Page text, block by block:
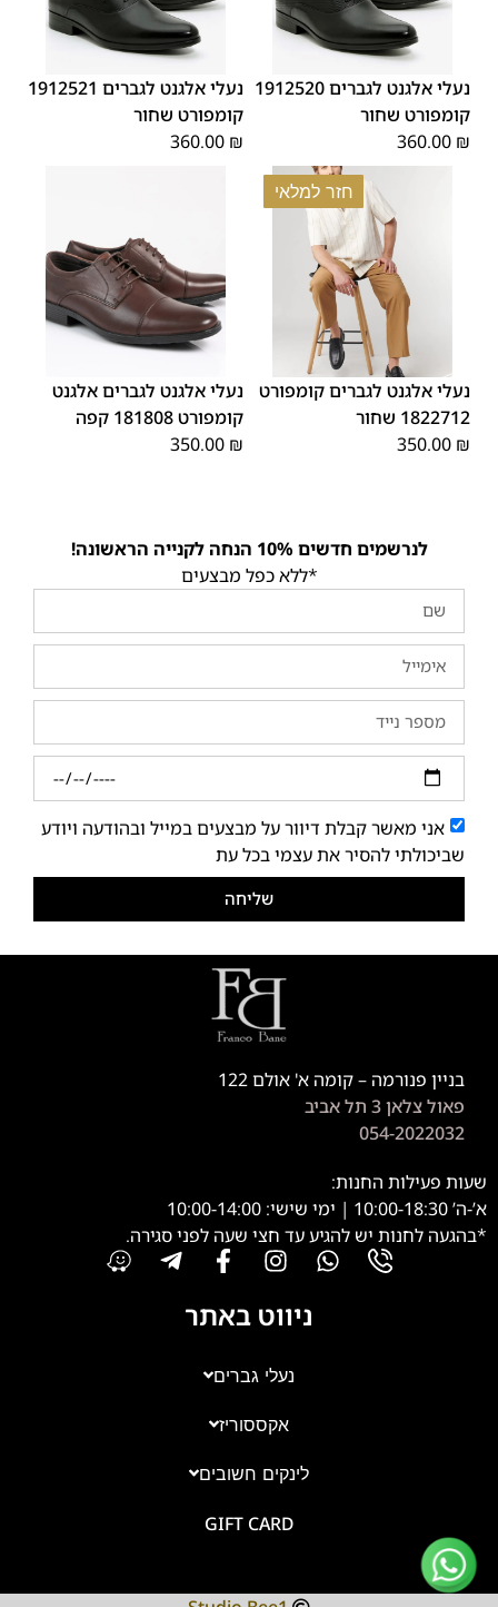
40
41
42
43
44
נעלי אלגנט לגברים 1912520
קומפורט שחור
360.00 ₪
39
40
41
42
43
נעלי אלגנט לגברים 1912521
קומפורט שחור
360.00 ₪
חזר למלאי
39
40
41
42
44
נעלי אלגנט לגברים קומפורט
1822712 שחור
350.00 ₪
40
41
42
43
נעלי אלגנט לגברים אלגנט
קומפורט 181808 קפה
350.00 ₪
לנרשמים חדשים 10% הנחה לקנייה הראשונה!
*ללא כפל מבצעים
אני מאשר קבלת דיוור על מבצעים במייל ובהודעה ויודע
שביכולתי להסיר את עצמי בכל עת
שליחה
בניין פנורמה – קומה א' אולם 122
פאול צלאן 3 תל אביב
054-2022032
שעות פעילות החנות:
א’-ה’ 10:00-18:30 | ימי שישי: 10:00-14:00
*בהגעה לחנות יש להגיע עד חצי שעה לפני סגירה.
ניווט באתר
נעלי גברים
אקססוריז
לינקים חשובים
GIFT CARD